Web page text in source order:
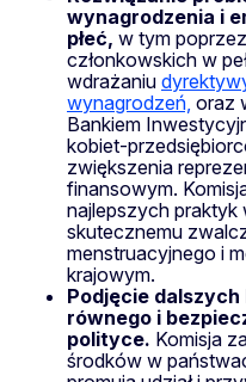
wynagrodzenia i
płeć, w tym
członkowskich w
wdrażaniu
wynagrodzeń, oraz
Bankiem
kobiet-
zwiększenia
finansowym.
najlepszych praktyk
skutecznemu
menstruacyjnego i
krajowym.
Podjęcie
równego i
polityce. Komisja
środków w